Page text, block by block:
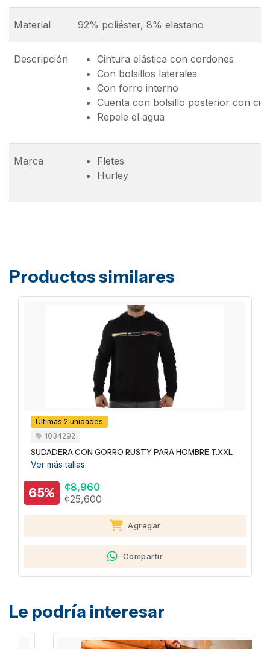
Material 92% poliéster, 8% elastano
Descripción
Cintura elástica con cordones
Con bolsillos laterales
Con forro interno
Cuenta con bolsillo posterior con
Repele el agua
Marca
Fletes
Hurley
Productos similares
Últimas 2 unidades
1034292
SUDADERA CON GORRO RUSTY PARA HOMBRE T.XXL
Ver más tallas
65%
¢8,960
¢25,600
Agregar
Compartir
Le podría interesar